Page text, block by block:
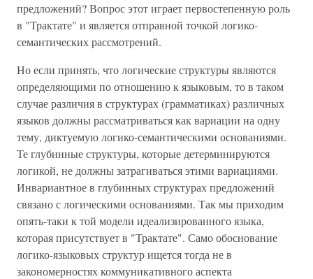
предложений? Вопрос этот играет первостепенную роль
в "Трактате" и является отправной точкой логико-
семантических рассмотрений.
Но если принять, что логические структуры являются
определяющими по отношению к языковым, то в таком
случае различия в структурах (грамматиках) различных
языков должны рассматриваться как вариации на одну
тему, диктуемую логико-семантическими основаниями.
Те глубинные структуры, которые детерминируются
логикой, не должны затрагиваться этими вариациями.
Инвариантное в глубинных структурах предложений
связано с логическими основаниями. Так мы приходим
опять-таки к той модели идеализированного языка,
которая присутствует в "Трактате". Само обоснование
логико-языковых структур ищется тогда не в
закономерностях коммуникативного аспекта